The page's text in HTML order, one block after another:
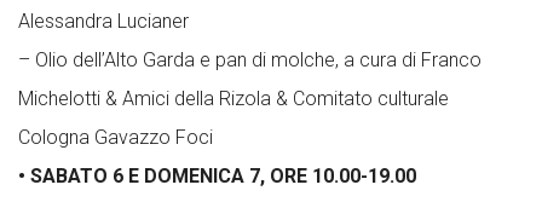
Alessandra Lucianer
– Olio dell’Alto Garda e pan di molche, a cura di Franco
Michelotti & Amici della Rizola & Comitato culturale
Cologna Gavazzo Foci
• SABATO 6 E DOMENICA 7, ORE 10.00-19.00